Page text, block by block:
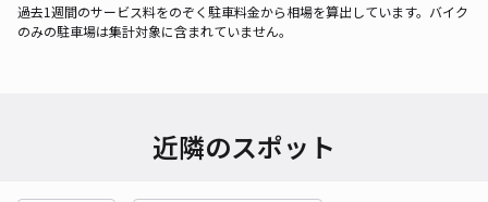
過去1週間のサービス料をのぞく駐車料金から相場を算出しています。バイク
のみの駐車場は集計対象に含まれていません。
近隣のスポット